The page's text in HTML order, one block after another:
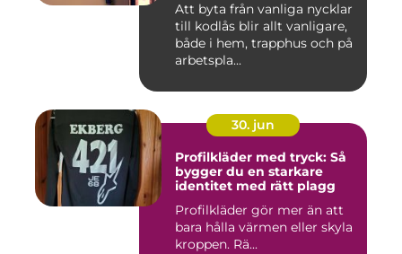
Att byta från vanliga nycklar
till kodlås blir allt vanligare,
både i hem, trapphus och på
arbetspla...
30. jun
Profilkläder med tryck: Så
bygger du en starkare
identitet med rätt plagg
Profilkläder gör mer än att
bara hålla värmen eller skyla
kroppen. Rä...